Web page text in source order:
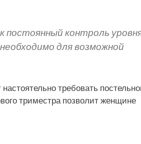
контроль
для возможной
требовать
триместра позволит женщине